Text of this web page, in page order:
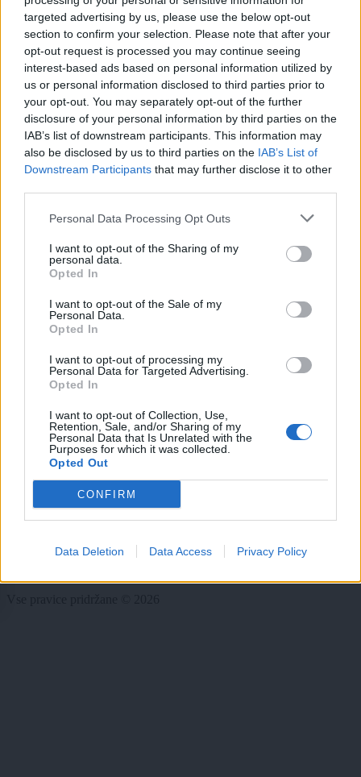
targeted advertising by us, please use the below opt-out
section to confirm your selection. Please note that after your
opt-out request is processed you may continue seeing
interest-based ads based on personal information utilized by
us or personal information disclosed to third parties prior to
your opt-out. You may separately opt-out of the further
disclosure of your personal information by third parties on the
IAB’s list of downstream participants. This information may
also be disclosed by us to third parties on the IAB’s List of
Downstream Participants that may further disclose it to other
Personal Data Processing Opt Outs
I want to opt-out of the Sharing of my
personal data.
Opted In
I want to opt-out of the Sale of my
Personal Data.
Opted In
I want to opt-out of processing my
Personal Data for Targeted Advertising.
Opted In
I want to opt-out of Collection, Use,
Retention, Sale, and/or Sharing of my
Personal Data that Is Unrelated with the
Purposes for which it was collected.
Opted Out
CONFIRM
Data Deletion Data Access Privacy Policy
Moji Mediji d.o.o.
sobotainfo.com• mariborinfo.com•ptujinfo.com•pomurec.com
dolenjskainfo.com•ljubljanainfo.com•gorenjskainfo.com•
tvidea.si
Vse pravice pridržane © 2026
Tematike
Slovenija
Svet
Politika
Kronika
Zdravje
Šport
Scena
Zadnje novice
Dogodki
Igre
Forum
Mali oglasi
Oglaševanje
Prijavi se na cajtng